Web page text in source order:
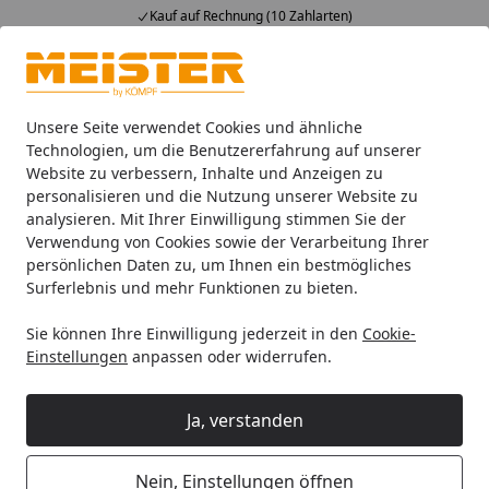
Unsere Seite verwendet Cookies und ähnliche
Technologien, um die Benutzererfahrung auf unserer
Website zu verbessern, Inhalte und Anzeigen zu
personalisieren und die Nutzung unserer Website zu
analysieren. Mit Ihrer Einwilligung stimmen Sie der
Verwendung von Cookies sowie der Verarbeitung Ihrer
persönlichen Daten zu, um Ihnen ein bestmögliches
Surferlebnis und mehr Funktionen zu bieten.
Sie können Ihre Einwilligung jederzeit in den Cookie-
Einstellungen anpassen oder widerrufen.
Ja, verstanden
Nein, Einstellungen öffnen
Kauf auf Rechnung (10 Zahlarten)
Alle Produkte
Mein Konto
Suchen
Startseite
MEISTER Laminatboden MeisterDesign. laminate LS 350
MEISTER Laminatboden
MeisterDesign. laminate LS 350 840
x 168 x 10 mm 07122 Felseneiche
sand Porensynchron-Struktur